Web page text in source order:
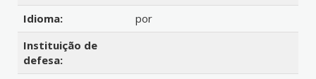
Idioma:
por
Instituição de
defesa: